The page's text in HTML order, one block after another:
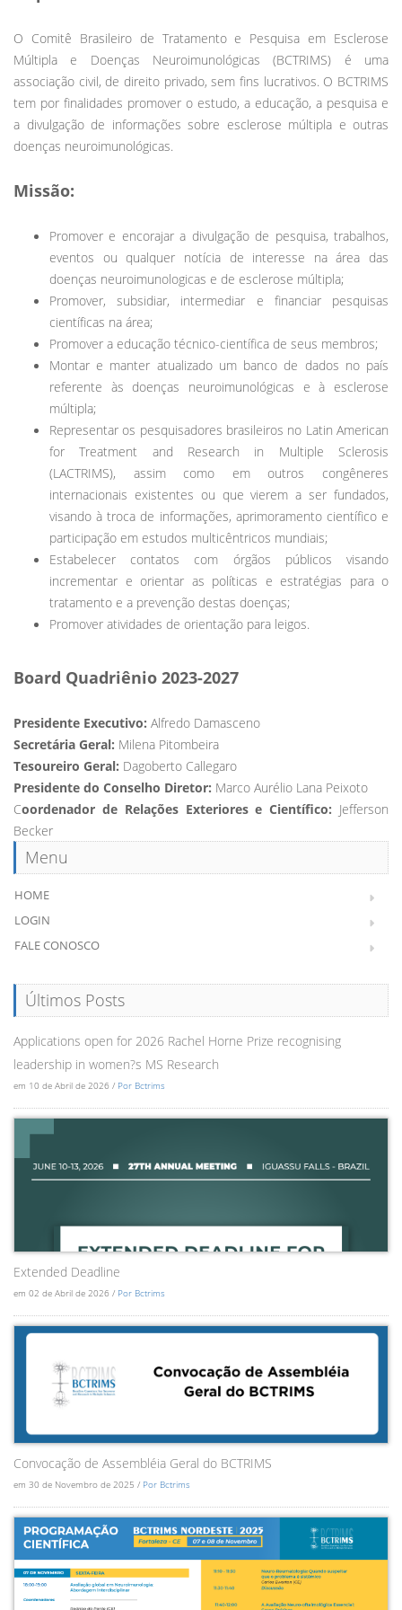
O Comitê Brasileiro de Tratamento e Pesquisa em Esclerose
Múltipla e Doenças Neuroimunológicas (BCTRIMS) é uma
associação civil, de direito privado, sem fins lucrativos. O BCTRIMS
tem por finalidades promover o estudo, a educação, a pesquisa e
a divulgação de informações sobre esclerose múltipla e outras
doenças neuroimunológicas.
Missão:
Promover e encorajar a divulgação de pesquisa, trabalhos,
eventos ou qualquer notícia de interesse na área das
doenças neuroimunologicas e de esclerose múltipla;
Promover, subsidiar, intermediar e financiar pesquisas
científicas na área;
Promover a educação técnico-científica de seus membros;
Montar e manter atualizado um banco de dados no país
referente às doenças neuroimunológicas e à esclerose
múltipla;
Representar os pesquisadores brasileiros no Latin American
for Treatment and Research in Multiple Sclerosis
(LACTRIMS), assim como em outros congêneres
internacionais existentes ou que vierem a ser fundados,
visando à troca de informações, aprimoramento científico e
participação em estudos multicêntricos mundiais;
Estabelecer contatos com órgãos públicos visando
incrementar e orientar as políticas e estratégias para o
tratamento e a prevenção destas doenças;
Promover atividades de orientação para leigos.
Board Quadriênio 2023-2027
Presidente Executivo: Alfredo Damasceno
Secretária Geral: Milena Pitombeira
Tesoureiro Geral: Dagoberto Callegaro
Presidente do Conselho Diretor: Marco Aurélio Lana Peixoto
Coordenador de Relações Exteriores e Científico: Jefferson
Becker
Menu
HOME
LOGIN
FALE CONOSCO
Últimos Posts
Applications open for 2026 Rachel Horne Prize recognising
leadership in women?s MS Research
em 10 de Abril de 2026 / Por Bctrims
Extended Deadline
em 02 de Abril de 2026 / Por Bctrims
Convocação de Assembléia Geral do BCTRIMS
em 30 de Novembro de 2025 / Por Bctrims